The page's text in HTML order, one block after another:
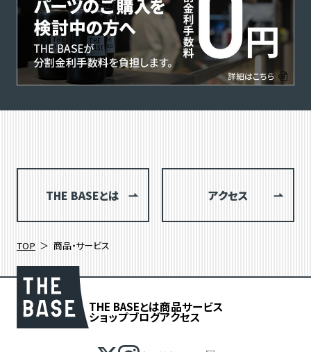
THE BASEとは アクセス
TOP 商品・サービス
THE BASEとは商品サービス
ショップブログアクセス